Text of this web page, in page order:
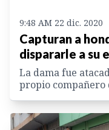
9:48 AM 22 dic. 2020
Capturan a
dispararle a su
La dama fue
propio compañero